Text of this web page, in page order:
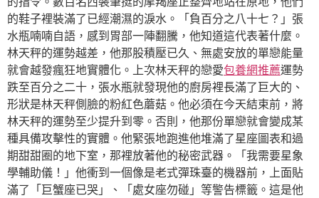
的鞋子裡裝滿了已經潮濕的淚水。「負百分之八十七？」張
水瓶喃喃自語，感到胃部一陣翻騰，他知道這代表著什麼。
林天秤的運勢越差，他那股積壓已久、無處安放的單戀能量
就會越發瘋狂地實體化。上次林天秤的戀愛包養網推薦運勢
跌至百分之二十，張水瓶就發現他的廚房裡長滿了巨大的、
形狀是林天秤側臉的粉紅色蘑菇。他必須在今天結束前，將
林天秤的運勢至少提升到零。否則，他那份單戀就會變成某
種具備攻擊性的實體。他緊張地跑進他堆滿了星座圖表和過
期甜甜圈的地下室，那裡放著他的秘密武器。「我需要星象
學輔助儀！」他衝到一個像是老式彈珠臺的機器前，上面貼
滿了「巨蟹座已哭」、「處女座勿碰」等警告標籤。這是他